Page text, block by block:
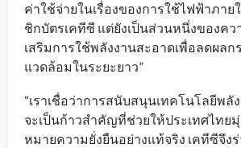
ค่าใช้จ่ายในเรื่องของการใช้ไฟฟ้าภา
ชิกบัตรเคทีซี แต่ยังเป็นส่วนหนึ่งของคว
เสริมการใช้พลังงานสะอาดเพื่อลดผลก
แวดล้อมในระยะยาว”
“เราเชื่อว่าการสนับสนุนเทคโนโลยีพลั
จะเป็นก้าวสำคัญที่ช่วยให้ประเทศไทยมุ่
หมายความยั่งยืนอย่างแท้จริง เคทีซีจึง